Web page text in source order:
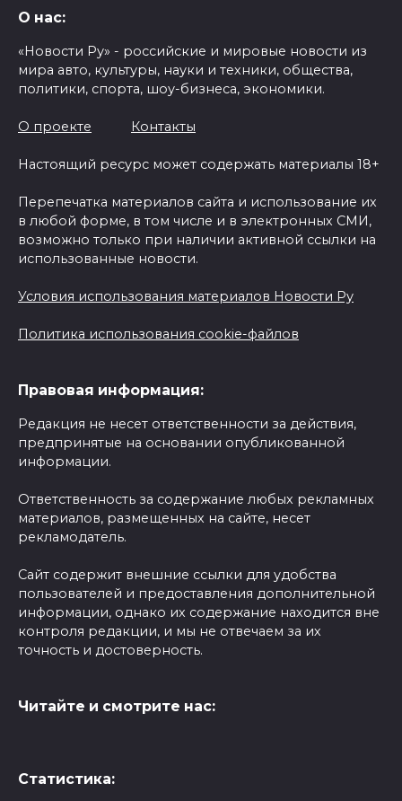
О нас:
«Новости Ру» - российские и мировые новости из
мира авто, культуры, науки и техники, общества,
политики, спорта, шоу-бизнеса, экономики.
О проекте Контакты
Настоящий ресурс может содержать материалы 18+
Перепечатка материалов сайта и использование их
в любой форме, в том числе и в электронных СМИ,
возможно только при наличии активной ссылки на
использованные новости.
Условия использования материалов Новости Ру
Политика использования cookie-файлов
Правовая информация:
Редакция не несет ответственности за действия,
предпринятые на основании опубликованной
информации.
Ответственность за содержание любых рекламных
материалов, размещенных на сайте, несет
рекламодатель.
Сайт содержит внешние ссылки для удобства
пользователей и предоставления дополнительной
информации, однако их содержание находится вне
контроля редакции, и мы не отвечаем за их
точность и достоверность.
Читайте и смотрите нас:
Статистика: